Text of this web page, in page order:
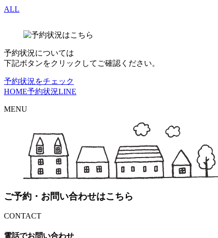
ALL
予約状況については
下記ボタンをクリックしてご確認ください。
予約状況をチェック
HOME予約状況LINE
MENU
ご予約・お問い合わせはこちら
CONTACT
電話でお問い合わせ